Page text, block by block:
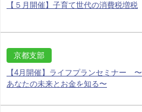
【５月開催】子育て世代の消費税増税
京都支部
【4月開催】ライフプランセミナー 〜
あなたの未来とお金を知る〜